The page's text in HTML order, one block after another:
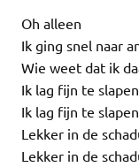
Oh alleen
Ik ging snel naar
Wie weet dat ik
Ik lag fijn te
Ik lag fijn te
Lekker in de
Lekker in de